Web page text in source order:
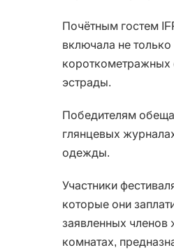
Почётным гостем
включала не
короткометражных
эстрады.
Победителям
глянцевых
одежды.
Участники
которые они
заявленных
комнатах,